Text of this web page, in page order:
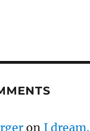
onI dream.